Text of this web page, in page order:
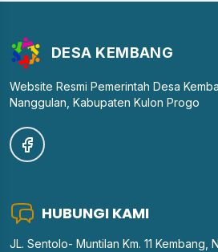
DESA KEMBANG
Website Resmi Pemerintah Desa
Nanggulan, Kabupaten Kulon Progo
HUBUNGI KAMI
JL. Sentolo- Muntilan Km. 11 Kembang,